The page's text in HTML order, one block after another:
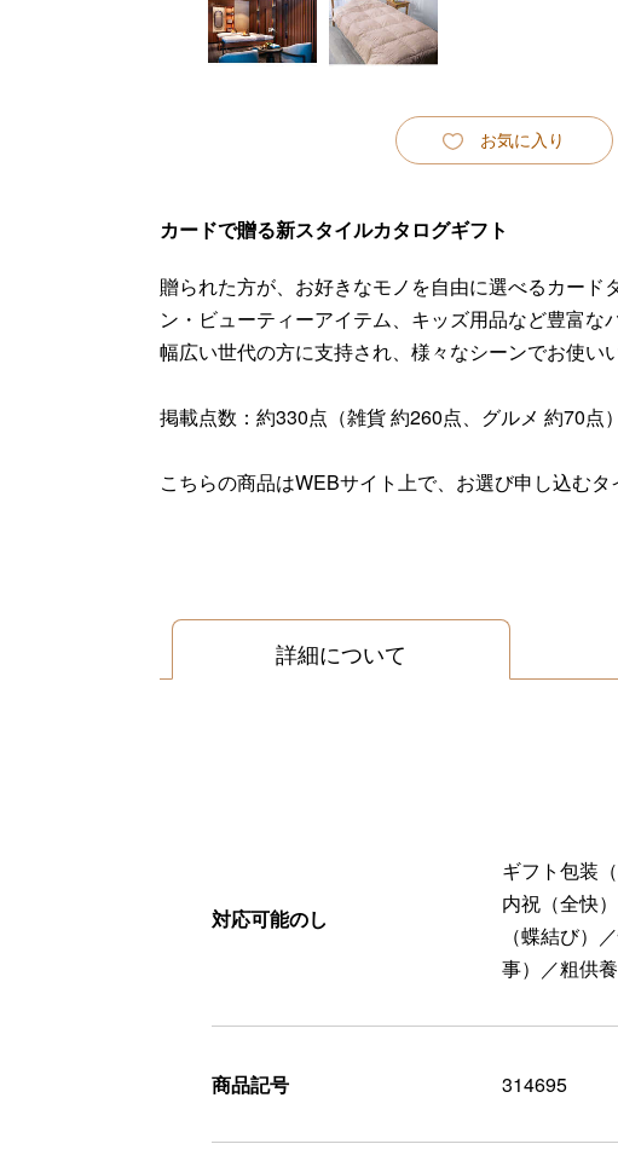
お気に入り
カードで贈る新スタイルカタログギフト
贈られた方が、お好きなモノを自由に選べるカー
ン・ビューティーアイテム、キッズ用品など豊富な
幅広い世代の方に支持され、様々なシーンでお使い
掲載点数：約330点（雑貨 約260点、グルメ 約70点）
こちらの商品はWEBサイト上で、お選び申し込む
詳細について
対応可能のし
ギフト包装
内祝（全快
（蝶結び）
事）／粗供
商品記号 314695